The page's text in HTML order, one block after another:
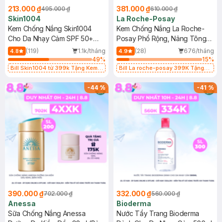
213.000 ₫495.000 ₫
Skin1004
Kem Chống Nắng Skin1004
Cho Da Nhạy Cảm SPF 50+
50ml
4.8 (119)
1.1k/tháng
49%
Bill Skin1004 từ 399k Tặng Kem
SPF 50+ 20ml (SL Có Hạn)
381.000 ₫610.000 ₫
La Roche-Posay
Kem Chống Nắng La Roche-
Posay Phổ Rộng, Nâng Tông
Kiềm Dầu 50ml
4.9 (28)
676/tháng
15%
Bill La roche-posay 399K Tặng
(SL có hạn)
-44%
390.000 ₫702.000 ₫
Anessa
Sữa Chống Nắng Anessa
-41%
332.000 ₫560.000 ₫
Bioderma
Nước Tẩy Trang Bioderma